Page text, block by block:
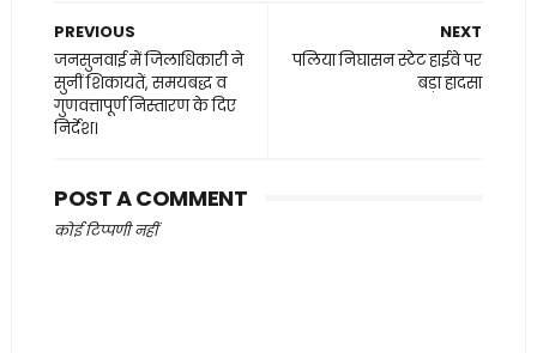
NEXT
पलिया निघासन स्टेट हाईवे पर
बड़ा हादसा
PREVIOUS
जनसुनवाई में जिलाधिकारी ने
सुनीं शिकायतें, समयबद्ध व
गुणवत्तापूर्ण निस्तारण के दिए
निर्देश।
POST A COMMENT
कोई टिप्पणी नहीं